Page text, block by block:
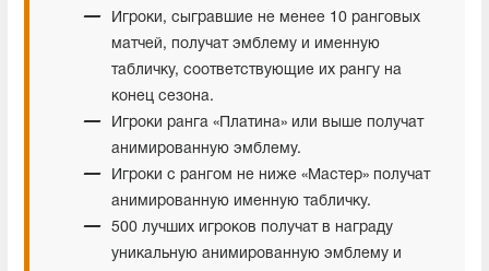
Игроки, сыгравшие не менее 10 ранговых
матчей, получат эмблему и именную
табличку, соответствующие их рангу на
конец сезона.
Игроки ранга «Платина» или выше получат
анимированную эмблему.
Игроки с рангом не ниже «Мастер» получат
анимированную именную табличку.
500 лучших игроков получат в награду
уникальную анимированную эмблему и